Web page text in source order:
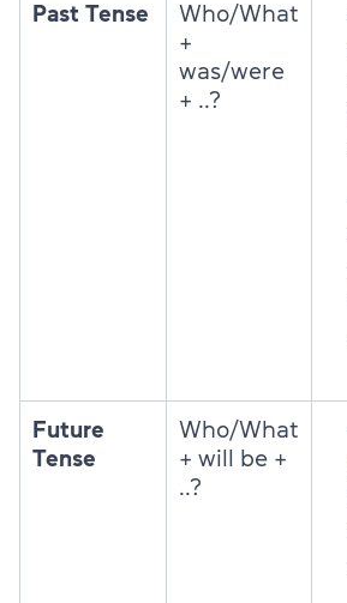
Past Tense
Who/What
+
was/were
+ ..?
Future
Tense
Who/What
+ will be +
..?